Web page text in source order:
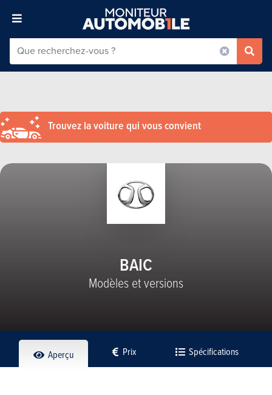
Trouvez la voiture qui vous convient
BAIC
Modèles et versions
Aperçu Prix Spécifications